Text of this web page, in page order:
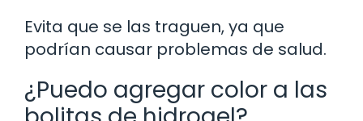
Evita que se las traguen, ya que
podrían causar problemas de salud.
¿Puedo agregar color a las